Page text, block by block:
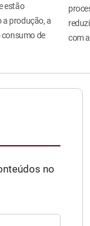
estão
produção, a
de
com
no